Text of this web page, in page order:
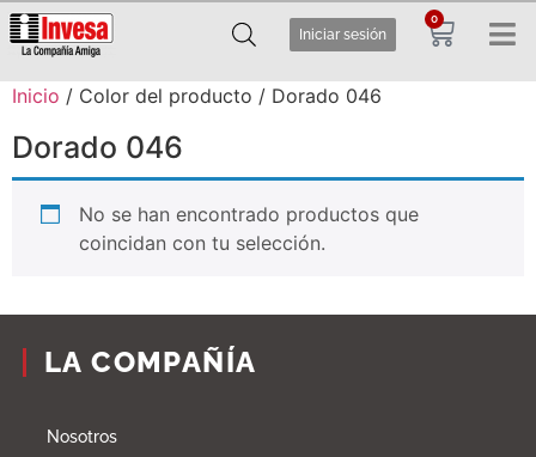
Iniciar sesión
0
Inicio / Color del producto / Dorado 046
Dorado 046
No se han encontrado productos que
coincidan con tu selección.
LA COMPAÑÍA
Nosotros